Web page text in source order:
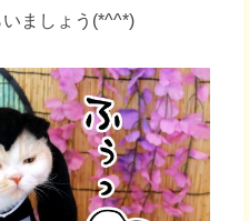
ましょう(*^^*)